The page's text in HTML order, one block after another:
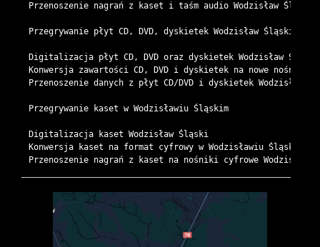
Przenoszenie nagrań z kaset i taśm audio Wodzisław Śląski
Przegrywanie płyt CD, DVD, dyskietek Wodzisław Śląski
Digitalizacja płyt CD, DVD oraz dyskietek Wodzisław Śląski
Konwersja zawartości CD, DVD i dyskietek na nowe nośniki
Przenoszenie danych z płyt CD/DVD i dyskietek Wodzisław
Przegrywanie kaset w Wodzisławiu Śląskim
Digitalizacja kaset Wodzisław Śląski
Konwersja kaset na format cyfrowy w Wodzisławiu Śląskim
Przenoszenie nagrań z kaset na nośniki cyfrowe Wodzisław